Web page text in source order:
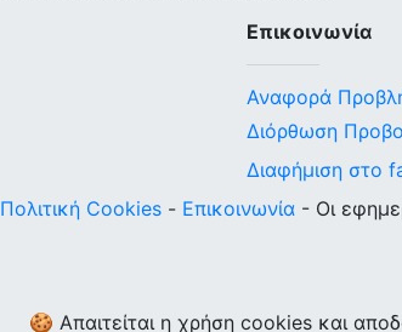
Επικοινωνία
Αναφορά
Διόρθωση
Διαφήμιση στο
Πολιτική Cookies - Επικοινωνία - Οι
🍪 Απαιτείται η χρήση cookies και